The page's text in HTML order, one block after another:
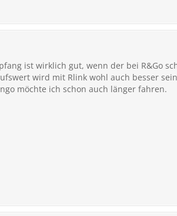
ist wirklich gut, wenn der bei R&Go
wird mit Rlink wohl auch besser
möchte ich schon auch länger fahren.